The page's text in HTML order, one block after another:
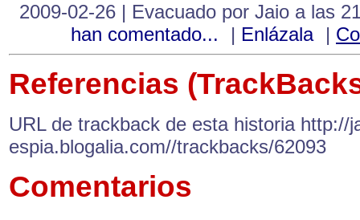
2009-02-26 | Evacuado por Jaio a las
han comentado...
| Enlázala |
Referencias
URL de trackback de esta historia http://
espia.blogalia.com//trackbacks/62093
Comentarios